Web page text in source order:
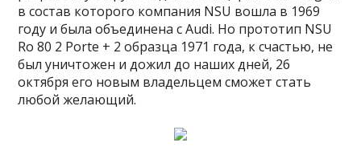
в состав которого компания NSU вошла в 1969
году и была объединена с Audi. Но прототип NSU
Ro 80 2 Porte + 2 образца 1971 года, к счастью, не
был уничтожен и дожил до наших дней, 26
октября его новым владельцем сможет стать
любой желающий.